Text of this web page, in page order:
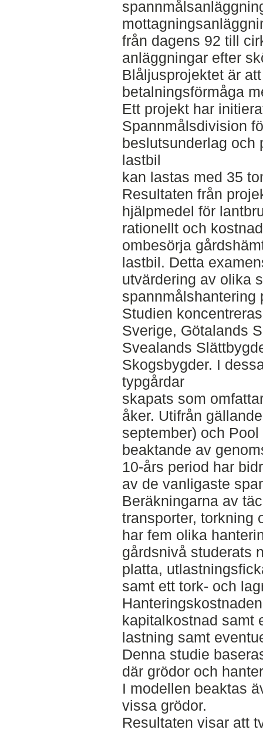
från dagens 92 till
anläggningar efter
Blåljusprojektet är
betalningsförmåga
Ett projekt har
Spannmålsdivision
beslutsunderlag och
lastbil
kan lastas med 35
Resultaten från
hjälpmedel för
rationellt och
ombesörja
lastbil. Detta
utvärdering av olika
spannmålshantering
Studien
Sverige, Götalands
Svealands
Skogsbygder. I
typgårdar
skapats som
åker. Utifrån
september) och
beaktande av
10-års period har
av de vanligaste
Beräkningarna av
transporter, torkning
har fem olika
gårdsnivå studerats
platta,
samt ett tork- och
kapitalkostnad samt
lastning samt
Denna studie
där grödor och
I modellen beaktas
vissa grödor.
Resultaten visar att